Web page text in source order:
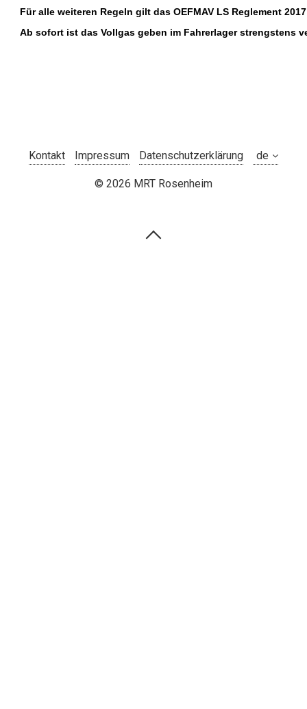
Für alle weiteren Regeln gilt das OEFMAV LS Reglement 2017
Ab sofort ist das Vollgas geben im Fahrerlager strengstens
Kontakt Impressum Datenschutzerklärung
© 2026 MRT Rosenheim